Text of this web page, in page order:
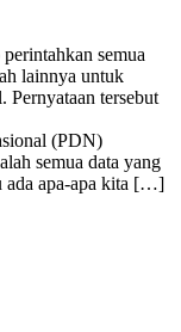
semua
lainnya untuk
Pernyataan tersebut
(PDN)
semua data yang
ada apa-apa kita […]